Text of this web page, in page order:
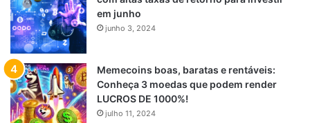
em junho
junho 3, 2024
Memecoins boas, baratas e rentáveis:
Conheça 3 moedas que podem render
LUCROS DE 1000%!
julho 11, 2024